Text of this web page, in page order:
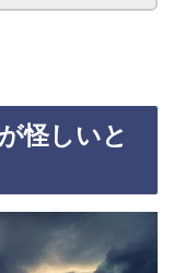
怪しいと